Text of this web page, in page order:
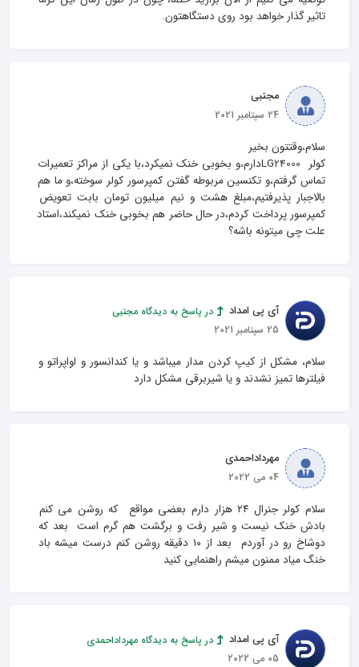
تاثیر گذار خواهد بود روی دستگاهتون.
مجتبی
24 سپتامبر 2021
کولر  LG24000دارم،و بخوبی خنک نمیکرد،با یکی از مراکز تعمیرات
تماس گرفتم،و تکنسین مربوطه گفتن کمپرسور کولر سوخته،و ما هم
بالاجبار پذیرفتیم،مبلغ هشت و نیم میلیون تومان بابت تعویض
کمپرسور پرداخت کردم،در حال حاضر هم بخوبی خنک نمیکند،استاد
علت چی میتونه باشه؟
آی پی امداد
در پاسخ به دیدگاه مجتبی
25 سپتامبر 2021
سلام، مشکل از کیپ کردن مدار میباشد و یا کندانسور و اواپراتو و
فیلترها تمیز نشدند و یا شیربرقی مشکل دارد
مهرداداحمدی
04 می 2022
سلام کولر جنرال ۲۴ هزار دارم بعضی مواقع  که روشن می کنم
بادش خنک نیست و شیر رفت و برگشت هم گرم است  بعد که
دوشاخ رو در آوردم  بعد از ۱۰ دقیقه روشن کنم درست میشه باد
خنگ میاد ممنون میشم راهنمایی کنید
آی پی امداد
در پاسخ به دیدگاه مهرداداحمدی
05 می 2022